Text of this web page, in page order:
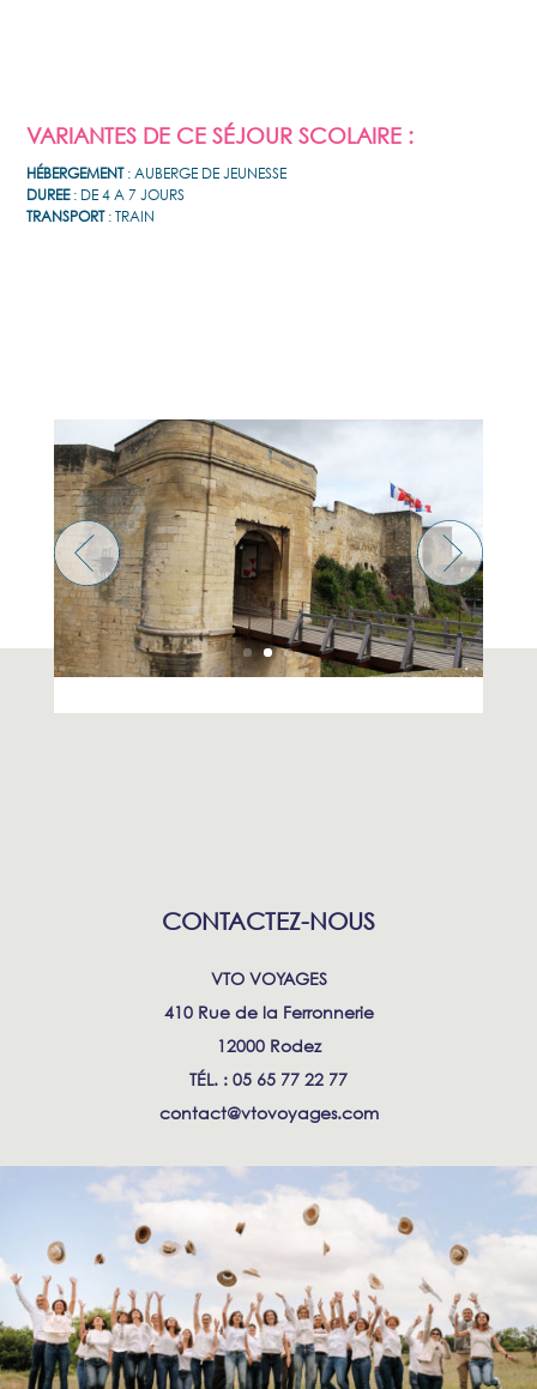
VARIANTES DE CE SÉJOUR SCOLAIRE :
HÉBERGEMENT: AUBERGE DE JEUNESSE
DUREE: DE 4 A 7 JOURS
TRANSPORT: TRAIN
CONTACTEZ-NOUS
VTO VOYAGES
410 Rue de la Ferronnerie
12000 Rodez
TÉL. : 05 65 77 22 77
contact@vtovoyages.com